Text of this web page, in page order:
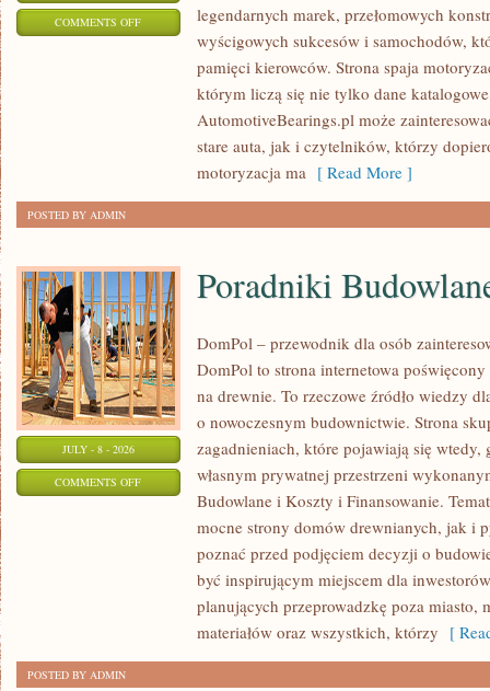
COMMENTS OFFON
INNOWACJE
legendarnych marek, przełomowych
wyścigowych sukcesów i samochodów,
pamięci kierowców. Strona spaja
którym liczą się nie tylko dane
AutomotiveBearings.pl może
stare auta, jak i czytelników, którzy
motoryzacja ma [ Read More ]
POSTED BY ADMIN
JULY - 8 - 2026
COMMENTS OFFON
PORADNIKI
BUDOWLANE
Poradniki
DomPol – przewodnik dla osób
DomPol to strona internetowa
na drewnie. To rzeczowe źródło wiedzy
o nowoczesnym budownictwie. Strona
zagadnieniach, które pojawiają się wtedy,
własnym prywatnej przestrzeni
Budowlane i Koszty i Finansowanie.
mocne strony domów drewnianych, jak i
poznać przed podjęciem decyzji o
być inspirującym miejscem dla
planujących przeprowadzkę poza miasto,
materiałów oraz wszystkich, którzy [
POSTED BY ADMIN